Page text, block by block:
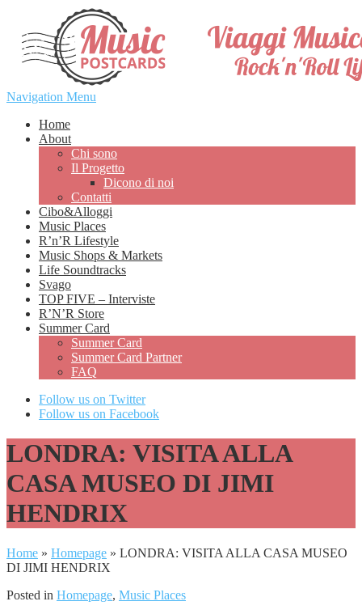
Navigation Menu
Home
About
Chi sono
Il Progetto
Dicono di noi
Contatti
Cibo&Alloggi
Music Places
R’n’R Lifestyle
Music Shops & Markets
Life Soundtracks
Svago
TOP FIVE – Interviste
R’N’R Store
Summer Card
Summer Card
Summer Card Partner
FAQ
Follow us on Twitter
Follow us on Facebook
LONDRA: VISITA ALLA
CASA MUSEO DI JIMI
HENDRIX
Home » Homepage » LONDRA: VISITA ALLA CASA MUSEO
DI JIMI HENDRIX
Posted in Homepage, Music Places